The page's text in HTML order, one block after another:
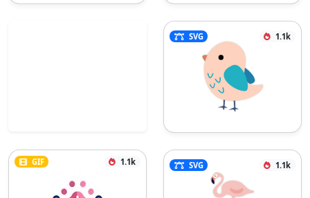
SVG 1.1k
GIF 1.1k SVG 1.1k